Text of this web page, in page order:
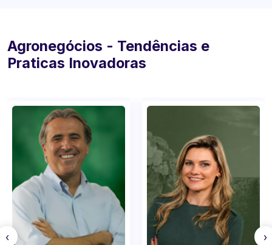
Agronegócios - Tendências e
Praticas Inovadoras
‹ ›